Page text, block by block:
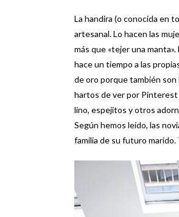
La handira (o conocida en
artesanal. Lo hacen las
más que «tejer una
hace un tiempo a las
de oro porque también
hartos de ver por Pinterest
lino, espejitos y otros
Según hemos leído, las
familia de su futuro